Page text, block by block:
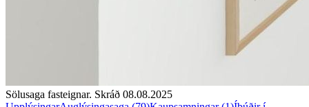
Sölusaga fasteignar. Skráð 08.08.2025